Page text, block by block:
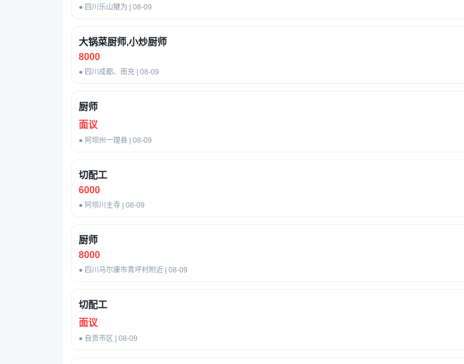
● 四川乐山犍为 | 08-09
大锅菜厨师,小炒厨师
8000
● 四川成都、南充 | 08-09
厨师
面议
● 阿坝州一理县 | 08-09
切配工
6000
● 阿坝川主寺 | 08-09
厨师
8000
● 四川马尔康市青坪村附近 | 08-09
切配工
面议
● 自贡市区 | 08-09